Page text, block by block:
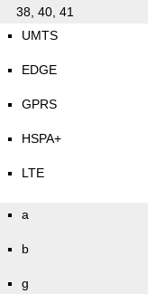
38, 40, 41
UMTS
EDGE
GPRS
HSPA+
LTE
a
b
g